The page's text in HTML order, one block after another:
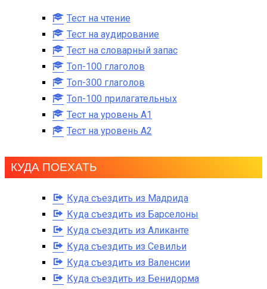
Тест на чтение
Тест на аудирование
Тест на словарный запас
Топ-100 глаголов
Топ-300 глаголов
Топ-100 прилагательных
Тест на уровень A1
Тест на уровень A2
КУДА ПОЕХАТЬ
Куда съездить из Мадрида
Куда съездить из Барселоны
Куда съездить из Аликанте
Куда съездить из Севильи
Куда съездить из Валенсии
Куда съездить из Бенидорма